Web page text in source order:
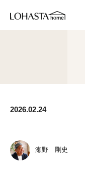
2026.02.24
瀬野 剛史